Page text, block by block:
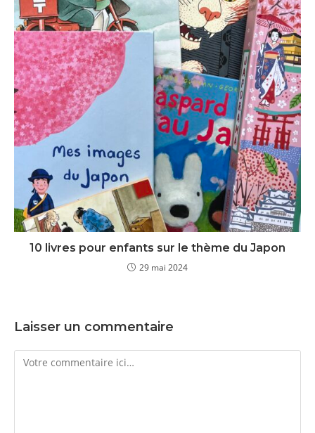
10 livres pour enfants sur le thème du Japon
29 mai 2024
Laisser un commentaire